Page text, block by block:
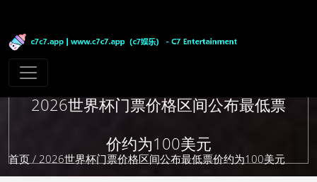
2026世界杯门票价格区间公布最低票
价约为100美元
首页 / 2026世界杯门票价格区间公布最低票价约为100美元